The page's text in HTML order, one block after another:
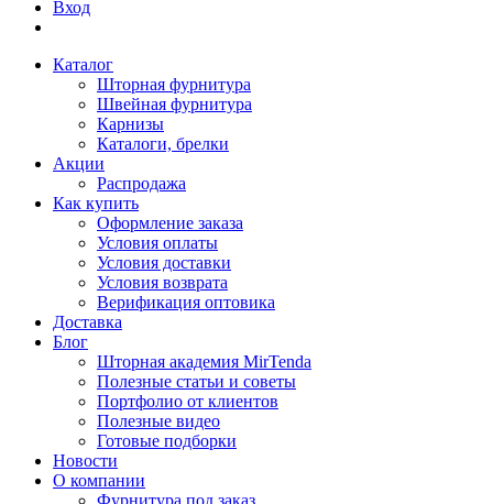
Вход
Каталог
Шторная фурнитура
Швейная фурнитура
Карнизы
Каталоги, брелки
Акции
Распродажа
Как купить
Оформление заказа
Условия оплаты
Условия доставки
Условия возврата
Верификация оптовика
Доставка
Блог
Шторная академия MirTenda
Полезные статьи и советы
Портфолио от клиентов
Полезные видео
Готовые подборки
Новости
О компании
Фурнитура под заказ